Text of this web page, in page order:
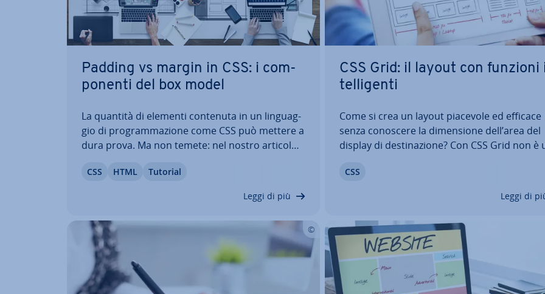
Padding vs margin in CSS: i com­
po­nen­ti del box model
La quantità di elementi contenuta in un lin­guag­
gio di pro­gram­ma­zio­ne come CSS può mettere a
dura prova. Ma non temete: nel nostro articolo
margin nel CSS vi il­lu­stria­mo le maggiori dif­fe­
CSS HTML Tutorial
Leggi di più
CSS Grid: il layout con
tel­li­gen­ti
Come si crea un layout piacevole ed efficace
senza conoscere la di­men­sio­ne dell’area del
display di de­sti­na­zio­ne? Con CSS Grid non è
designer di pro­get­ta­re un raster proprio e di
CSS
Leggi di